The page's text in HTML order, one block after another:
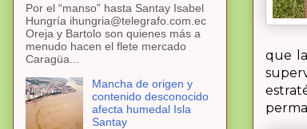
que
Por el “manso” hasta Santay Isabel
Hungría ihungria@telegrafo.com.ec
Oreja y Bartolo son quienes más a
menudo hacen el flete mercado
Caragüa...
Mancha de origen y
contenido desconocido
afecta humedal Isla
Santay